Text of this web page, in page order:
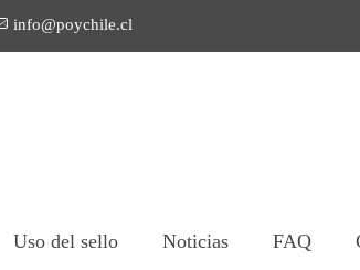
info@poychile.cl
Uso del sello Noticias FAQ